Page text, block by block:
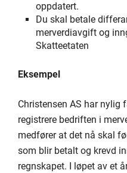
oppdatert.
Du skal betale
merverdiavgift og
Skatteetaten
Eksempel
Christensen AS har nylig
registrere bedriften i
medfører at det nå skal
som blir betalt og krevd
regnskapet. I løpet av et